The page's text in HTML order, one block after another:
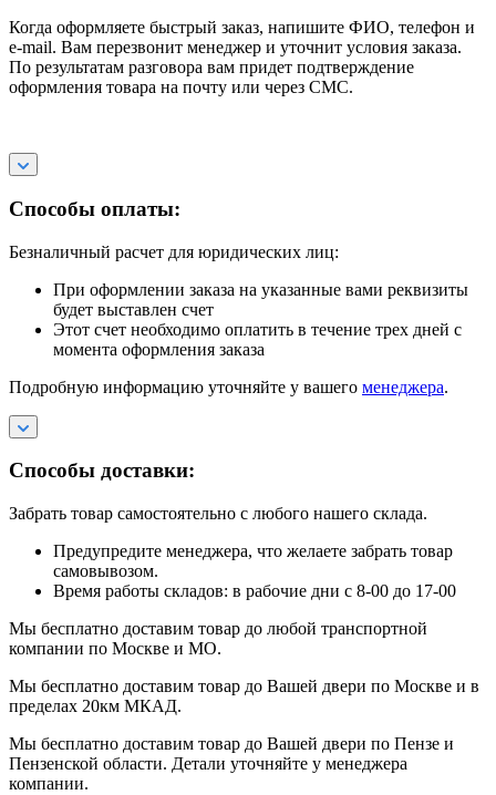
Когда оформляете быстрый заказ, напишите ФИО, телефон и
e-mail. Вам перезвонит менеджер и уточнит условия заказа.
По результатам разговора вам придет подтверждение
оформления товара на почту или через СМС.
Способы оплаты:
Безналичный расчет для юридических лиц:
При оформлении заказа на указанные вами реквизиты
будет выставлен счет
Этот счет необходимо оплатить в течение трех дней с
момента оформления заказа
Подробную информацию уточняйте у вашего менеджера.
Способы доставки:
Забрать товар самостоятельно с любого нашего склада.
Предупредите менеджера, что желаете забрать товар
самовывозом.
Время работы складов: в рабочие дни с 8-00 до 17-00
Мы бесплатно доставим товар до любой транспортной
компании по Москве и МО.
Мы бесплатно доставим товар до Вашей двери по Москве и в
пределах 20км МКАД.
Мы бесплатно доставим товар до Вашей двери по Пензе и
Пензенской области. Детали уточняйте у менеджера
компании.